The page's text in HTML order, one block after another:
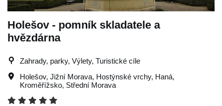
Holešov - pomník skladatele a
hvězdárna
Zahrady, parky, Výlety, Turistické cíle
Holešov, Jižní Morava, Hostýnské vrchy, Haná,
Kroměřížsko, Střední Morava